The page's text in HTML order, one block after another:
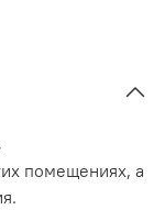
помещениях, а